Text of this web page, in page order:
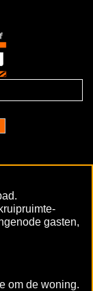
gasten,
om de woning.